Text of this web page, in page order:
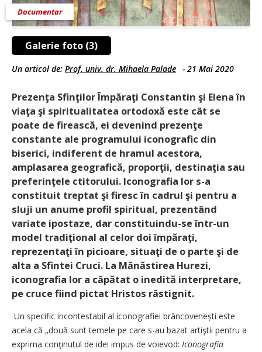
Galerie foto (3)
Documentar
Un articol de: Prof. univ. dr. Mihaela Palade - 21 Mai 2020
Prezenţa Sfinţilor Împăraţi Constantin şi Elena în
viaţa şi spiritualitatea ortodoxă este cât se
poate de firească, ei devenind prezenţe
constante ale programului iconografic din
biserici, indiferent de hramul acestora,
amplasarea geografică, proporţii, destinaţia sau
preferinţele ctitorului. Iconografia lor s-a
constituit treptat şi firesc în cadrul şi pentru a
sluji un anume profil spiritual, prezentând
variate ipostaze, dar constituindu-se într-un
model tradiţional al celor doi împăraţi,
reprezentaţi în picioare, situaţi de o parte şi de
alta a Sfintei Cruci. La Mănăstirea Hurezi,
iconografia lor a căpătat o inedită interpretare,
pe cruce fiind pictat Hristos răstignit.
Un specific incontestabil al iconografiei brânco­ve­nești este
acela că „două sunt temele pe care s-au bazat artiştii pentru a
exprima conţinutul de idei impus de voievod: Iconografia